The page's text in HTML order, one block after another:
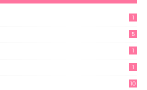
1
5
1
1
10